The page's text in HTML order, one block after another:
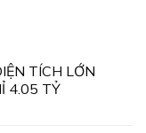
TÍCH LỚN
4.05 TỶ